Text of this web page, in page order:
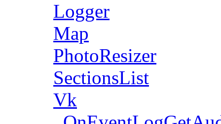
Logger
Map
PhotoResizer
SectionsList
Vk